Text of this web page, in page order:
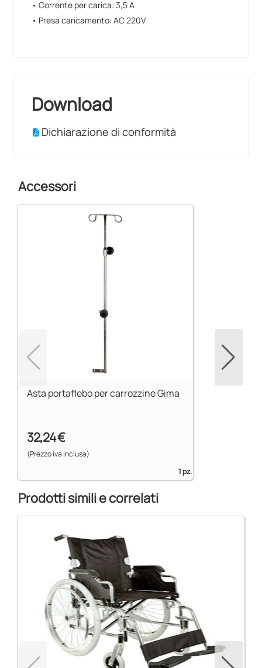
• Corrente per carica: 3,5 A
• Presa caricamento: AC 220V
Download
Dichiarazione di conformità
Accessori
Asta portaflebo per carrozzine Gima
32,24 €
(Prezzo iva inclusa)
1 pz.
Prodotti simili e correlati